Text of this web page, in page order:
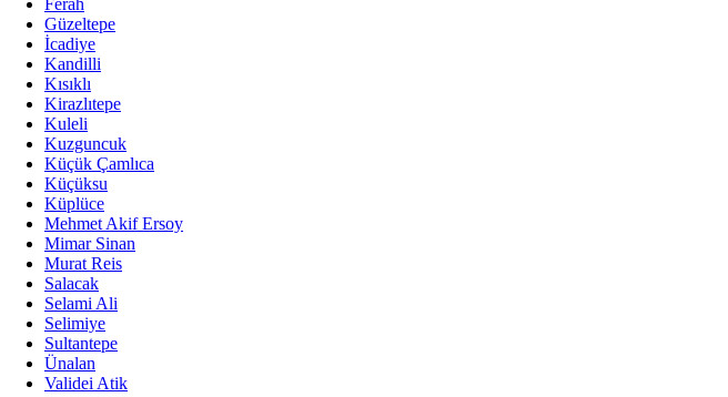
Ferah
Güzeltepe
İcadiye
Kandilli
Kısıklı
Kirazlıtepe
Kuleli
Kuzguncuk
Küçük Çamlıca
Küçüksu
Küplüce
Mehmet Akif Ersoy
Mimar Sinan
Murat Reis
Salacak
Selami Ali
Selimiye
Sultantepe
Ünalan
Validei Atik